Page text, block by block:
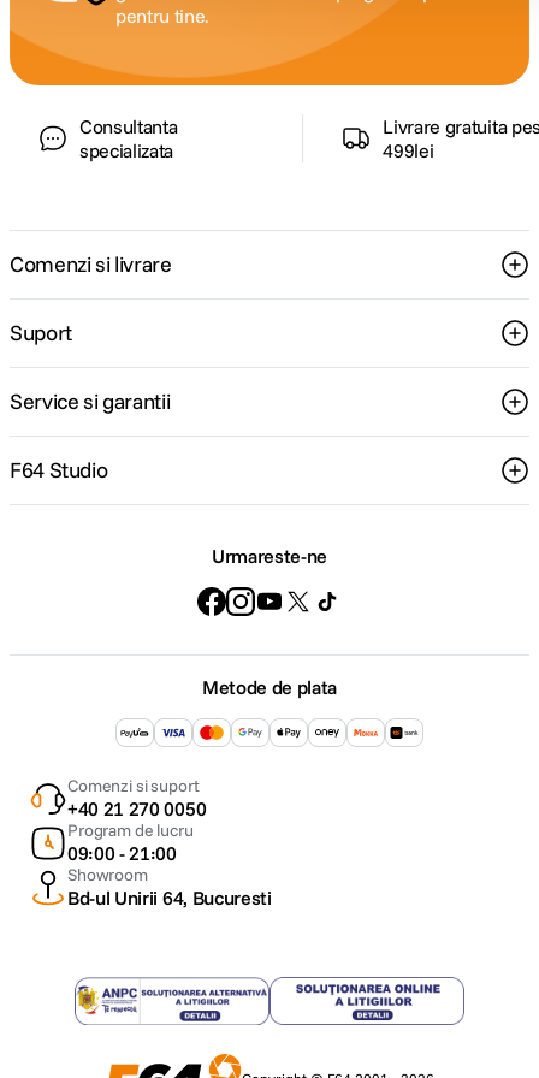
pentru tine.
Consultanta
specializata
Livrare gratuita
499lei
Comenzi si livrare
Suport
Service si garantii
F64 Studio
Urmareste-ne
Metode de plata
Comenzi si suport
+40 21 270 0050
Program de lucru
09:00 - 21:00
Showroom
Bd-ul Unirii 64, Bucuresti